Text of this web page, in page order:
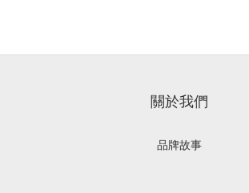
關於我們
品牌故事